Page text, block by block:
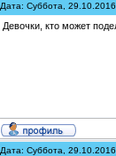
Дата: Суббота,
Девочки, кто может
Дата: Суббота,